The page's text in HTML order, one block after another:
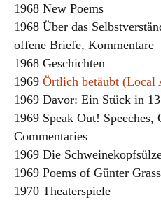
1968 New Poems
1968 Über das
offene Briefe, Kommentare
1968 Geschichten
1969 Örtlich betäubt (Local
1969 Davor: Ein Stück in
1969 Speak Out! Speeches,
Commentaries
1969 Die
1969 Poems of Günter Grass
1970 Theaterspiele